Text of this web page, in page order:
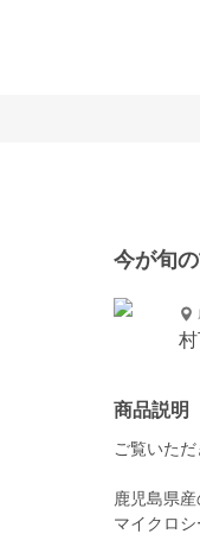
今が旬
商品説明
ご覧いた
鹿児島県
マイクロ